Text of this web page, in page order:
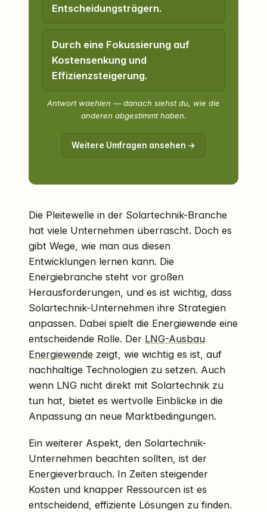
Entscheidungsträgern.
Durch eine Fokussierung auf
Kostensenkung und
Effizienzsteigerung.
Antwort waehlen — danach siehst du, wie die
anderen abgestimmt haben.
Weitere Umfragen ansehen →
Die Pleitewelle in der Solartechnik-Branche
hat viele Unternehmen überrascht. Doch es
gibt Wege, wie man aus diesen
Entwicklungen lernen kann. Die
Energiebranche steht vor großen
Herausforderungen, und es ist wichtig, dass
Solartechnik-Unternehmen ihre Strategien
anpassen. Dabei spielt die Energiewende eine
entscheidende Rolle. Der LNG-Ausbau
Energiewende zeigt, wie wichtig es ist, auf
nachhaltige Technologien zu setzen. Auch
wenn LNG nicht direkt mit Solartechnik zu
tun hat, bietet es wertvolle Einblicke in die
Anpassung an neue Marktbedingungen.
Ein weiterer Aspekt, den Solartechnik-
Unternehmen beachten sollten, ist der
Energieverbrauch. In Zeiten steigender
Kosten und knapper Ressourcen ist es
entscheidend, effiziente Lösungen zu finden.